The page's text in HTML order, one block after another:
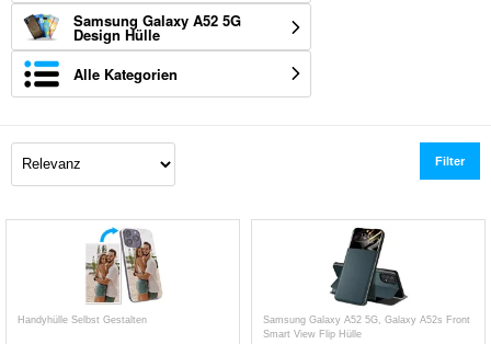
Samsung Galaxy A52 5G
Design Hülle
Alle Kategorien
Filter
Handyhülle Selbst Gestalten
Samsung Galaxy A52 5G, Galaxy A52s Front
Smart View Flip Hülle